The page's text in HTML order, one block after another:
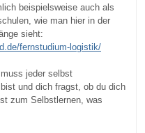
beispielsweise auch als
wie man hier in der
sieht:
fernstudium-logistik/
jeder selbst
und dich fragst, ob du dich
zum Selbstlernen, was